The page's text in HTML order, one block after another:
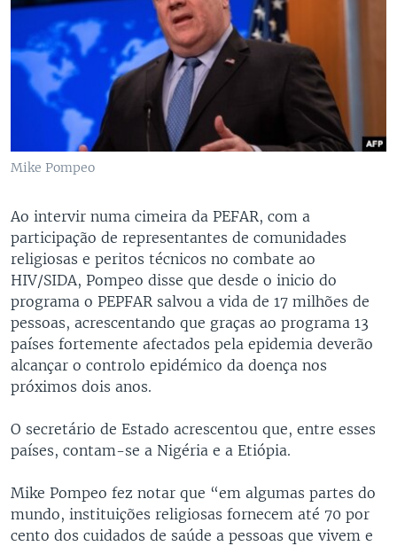
Mike Pompeo
Ao intervir numa cimeira da PEFAR, com a
participação de representantes de comunidades
religiosas e peritos técnicos no combate ao
HIV/SIDA, Pompeo disse que desde o inicio do
programa o PEPFAR salvou a vida de 17 milhões de
pessoas, acrescentando que graças ao programa 13
países fortemente afectados pela epidemia deverão
alcançar o controlo epidémico da doença nos
próximos dois anos.
O secretário de Estado acrescentou que, entre esses
países, contam-se a Nigéria e a Etiópia.
Mike Pompeo fez notar que “em algumas partes do
mundo, instituições religiosas fornecem até 70 por
cento dos cuidados de saúde a pessoas que vivem e